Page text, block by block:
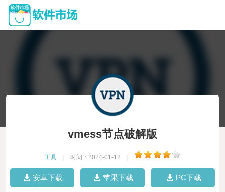
vmess节点破解版
工具 时间：2024-01-12
安卓下载 苹果下载 PC下载